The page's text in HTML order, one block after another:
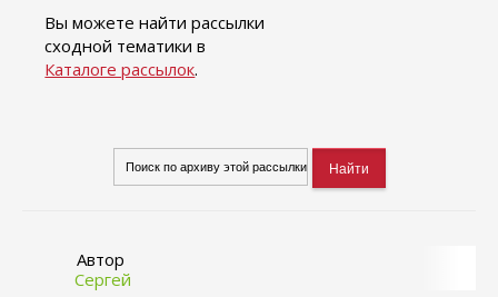
Вы можете найти рассылки
сходной тематики в
Каталоге рассылок.
Автор
Сергей